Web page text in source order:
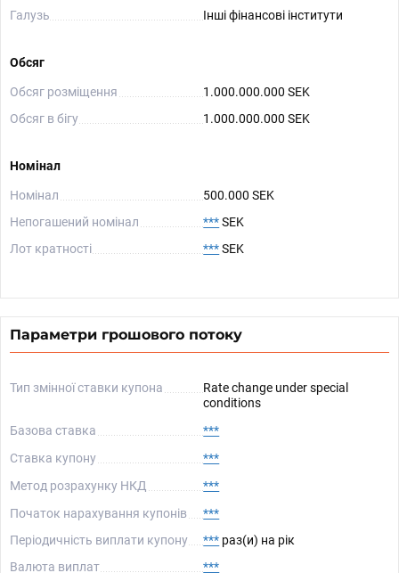
Галузь
Інші фінансові інститути
Обсяг
Обсяг розміщення
1.000.000.000 SEK
Обсяг в бігу
1.000.000.000 SEK
Номінал
Номінал
500.000 SEK
Непогашений номінал
***SEK
Лот кратності
***SEK
Параметри грошового потоку
Тип змінної ставки купона
Rate change under special
conditions
Базова ставка
***
Ставка купону
***
Метод розрахунку НКД
***
Початок нарахування купонів
***
Періодичність виплати купону
*** раз(и) на рік
Валюта виплат
***